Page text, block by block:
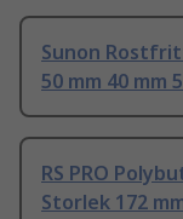
Sunon
50 mm 40 mm
RS PRO
Storlek 172